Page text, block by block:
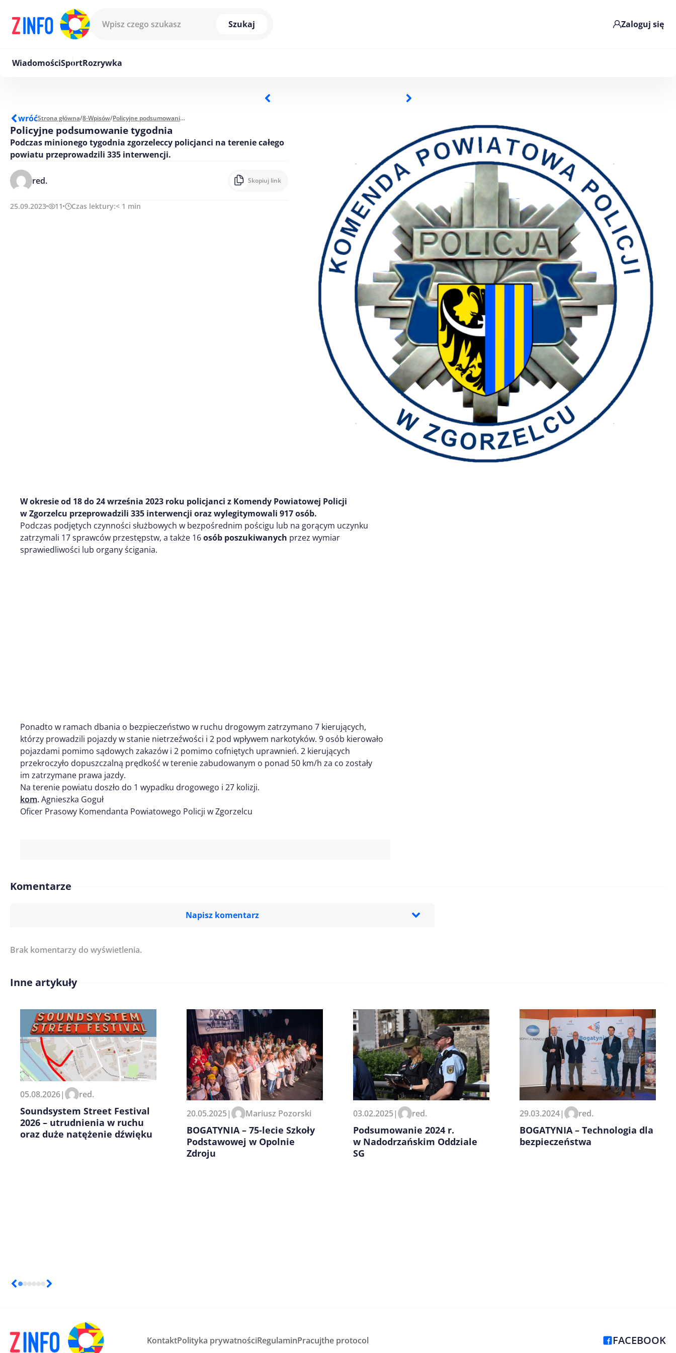
Szukaj
Zaloguj się
WiadomościSportRozrywka
wróćStrona główna/8-Wpisów/ Policyjne podsumowanie tygodnia
Policyjne podsumowanie tygodnia
Podczas minionego tygodnia zgorzeleccy policjanci na terenie całego
powiatu przeprowadzili 335 interwencji.
red. Skopiuj link
25.09.2023 11 Czas lektury:< 1 min
W okresie od 18do24września 2023 roku policjanci z Komendy Powiatowej Policji
w Zgorzelcu przeprowadzili 335 interwencji oraz wylegitymowali 917osób.
Podczas podjętych czynności służbowych w bezpośrednim pościgu lub na gorącym uczynku
zatrzymali 17 sprawców przestępstw, a także 16osób poszukiwanych przez wymiar
sprawiedliwości lub organy ścigania.
Ponadto w ramach dbania o bezpieczeństwo w ruchu drogowym zatrzymano 7 kierujących,
którzy prowadzili pojazdy w stanie nietrzeźwości i 2 pod wpływem narkotyków. 9 osób kierowało
pojazdami pomimo sądowych zakazów i 2 pomimo cofniętych uprawnień. 2 kierujących
przekroczyło dopuszczalną prędkość w terenie zabudowanym o ponad 50 km/h za co zostały
im zatrzymane prawa jazdy.
Na terenie powiatu doszło do 1 wypadku drogowego i 27 kolizji.
kom.Agnieszka Goguł
Oficer Prasowy Komendanta Powiatowego Policji w Zgorzelcu
Komentarze
Napisz komentarz
Imię/ Nick*
Zapamiętaj moje dane w tej przeglądarce podczas pisania
kolejnych komentarzy.
Brak komentarzy do wyświetlenia.
Inne artykuły
05.08.2026| red.
Soundsystem Street Festival
2026 – utrudnienia w ruchu
oraz duże natężenie dźwięku
20.05.2025| Mariusz Pozorski
BOGATYNIA – 75-lecie Szkoły
Podstawowej w Opolnie
Zdroju
03.02.2025| red.
Podsumowanie 2024 r.
w Nadodrzańskim Oddziale
SG
29.03.2024| red.
BOGATYNIA – Technologia dla
bezpieczeństwa
KontaktPolityka prywatnościRegulaminPracujthe protocol FACEBOOK